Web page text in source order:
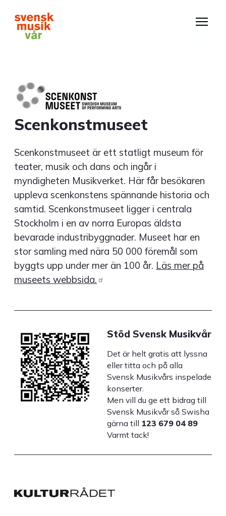
huvudinnehåll
Scenkonstmuseet
Scenkonstmuseet är ett statligt museum för
teater, musik och dans och ingår i
myndigheten Musikverket. Här får besökaren
uppleva scenkonstens spännande historia och
samtid. Scenkonstmuseet ligger i centrala
Stockholm i en av norra Europas äldsta
bevarade industribyggnader. Museet har en
stor samling med nära 50 000 föremål som
byggts upp under mer än 100 år. Läs mer på
museetswebbsida.
Stöd Svensk Musikvår
Det är helt gratis att lyssna
eller titta och på alla
Svensk Musikvårs inspelade
konserter.
Men vill du ge ett bidrag till
Svensk Musikvår så Swisha
gärna till 123 679 04 89
Varmt tack!